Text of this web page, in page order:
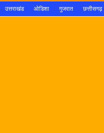
उत्तराखंड ओडिशा गुजरात छत्तीसगढ़